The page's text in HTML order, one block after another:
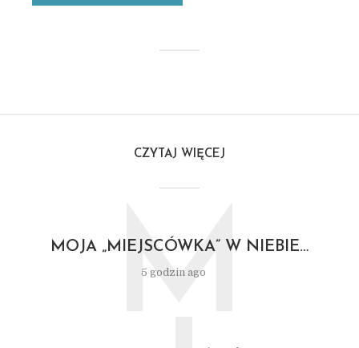
CZYTAJ WIĘCEJ
MOJA „MIEJSCÓWKA” W NIEBIE…
5 godzin ago
M